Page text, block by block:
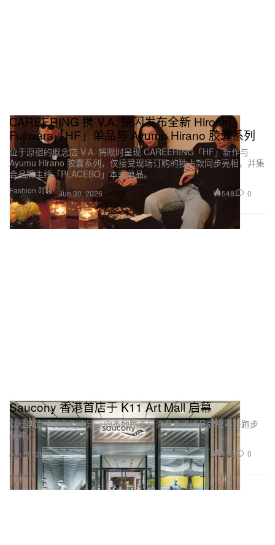
Fashion 时装
CAREERING 携 V.A. 快闪发布全新 Hiroshi
Fujiwara「HF」单品与 Ayumu Hirano 胶囊系列
位于原宿的概念店 V.A. 将限时呈现 CAREERING「HF」新作与
Ayumu Hirano 胶囊系列，仅接受现场订购的独占款同步亮相，并集
合品牌主线「PLACEBO」本季单品。
Jun 30, 2026 548 0
Saucony 香港首店于 K11 Art Mall 启幕
以经典跑步文化为主题，向本地跑者与消费者讲述品牌故事与跑步
精神。
Jun 30, 2026 152 0